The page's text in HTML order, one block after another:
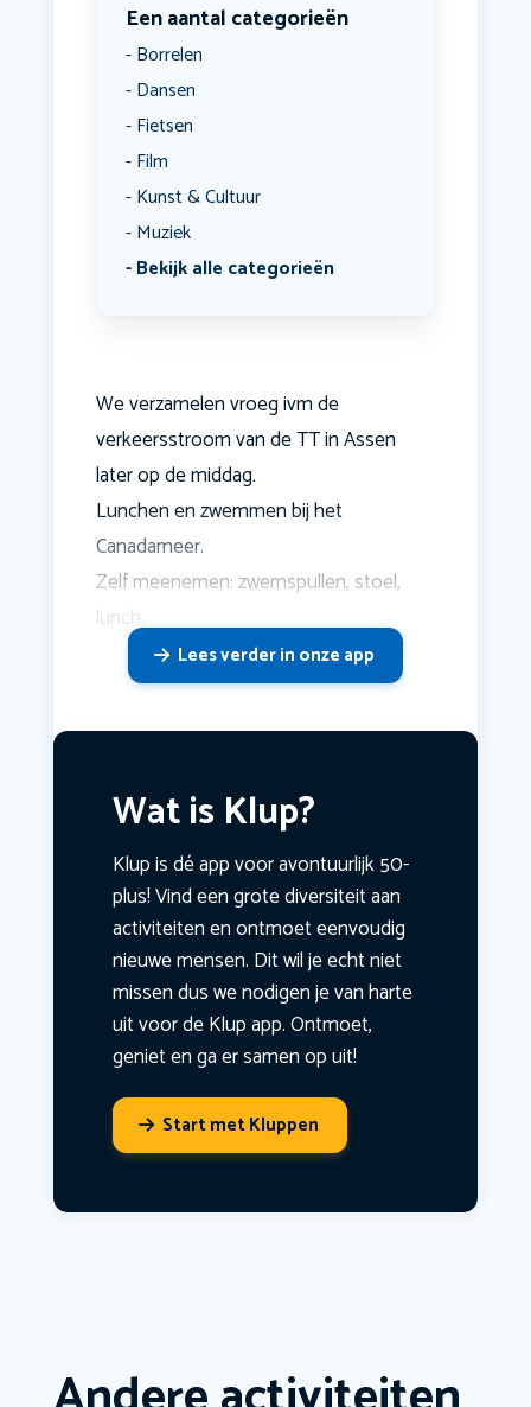
Een aantal categorieën
Borrelen
Dansen
Fietsen
Film
Kunst & Cultuur
Muziek
Bekijk alle categorieën
We verzamelen vroeg ivm de
verkeersstroom van de TT in Assen
later op de middag.
Lunchen en zwemmen bij het
Canadameer.
Zelf meenemen: zwemspullen, stoel,
lunch.
Lees verder in onze app
Wat is Klup?
Klup is dé app voor avontuurlijk 50-
plus! Vind een grote diversiteit aan
activiteiten en ontmoet eenvoudig
nieuwe mensen. Dit wil je echt niet
missen dus we nodigen je van harte
uit voor de Klup app. Ontmoet,
geniet en ga er samen op uit!
Start met Kluppen